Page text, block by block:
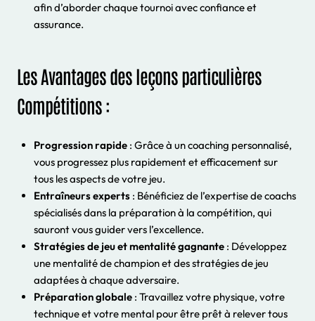
afin d’aborder chaque tournoi avec confiance et
assurance.
Les Avantages des leçons particulières
Compétitions :
Progression rapide : Grâce à un coaching personnalisé,
vous progressez plus rapidement et efficacement sur
tous les aspects de votre jeu.
Entraîneurs experts : Bénéficiez de l’expertise de coachs
spécialisés dans la préparation à la compétition, qui
sauront vous guider vers l’excellence.
Stratégies de jeu et mentalité gagnante : Développez
une mentalité de champion et des stratégies de jeu
adaptées à chaque adversaire.
Préparation globale : Travaillez votre physique, votre
technique et votre mental pour être prêt à relever tous